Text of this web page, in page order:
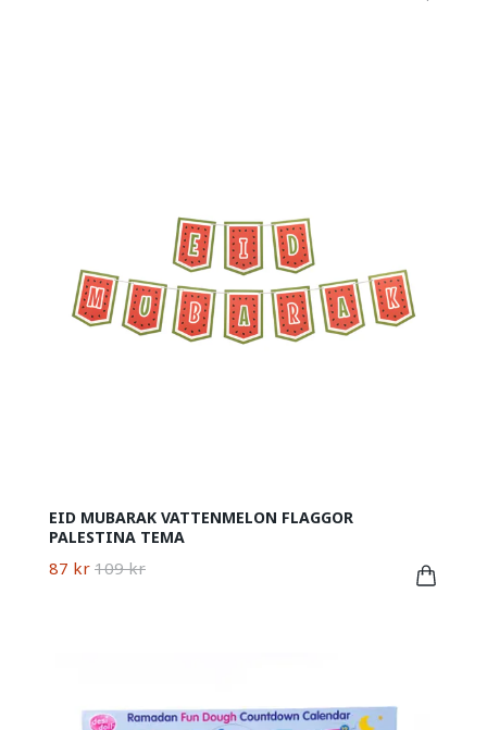
EID MUBARAK VATTENMELON FLAGGOR
PALESTINA TEMA
87 kr 109 kr